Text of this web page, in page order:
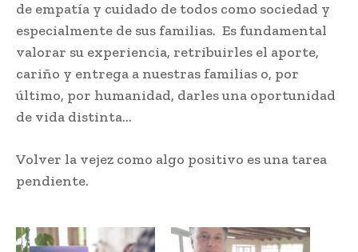
de empatía y cuidado de todos como sociedad y
especialmente de sus familias. Es fundamental
valorar su experiencia, retribuirles el aporte,
cariño y entrega a nuestras familias o, por
último, por humanidad, darles una oportunidad
de vida distinta…
Volver la vejez como algo positivo es una tarea
pendiente.